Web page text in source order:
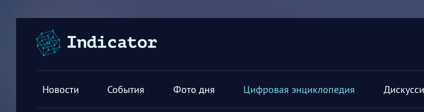
Новости События Фото дня Цифровая энциклопедия